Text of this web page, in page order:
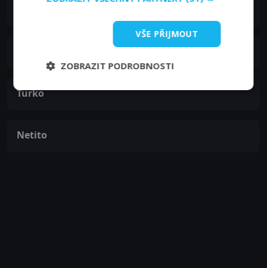
Turko
Netito
VŠE PŘIJMOUT
ZOBRAZIT PODROBNOSTI